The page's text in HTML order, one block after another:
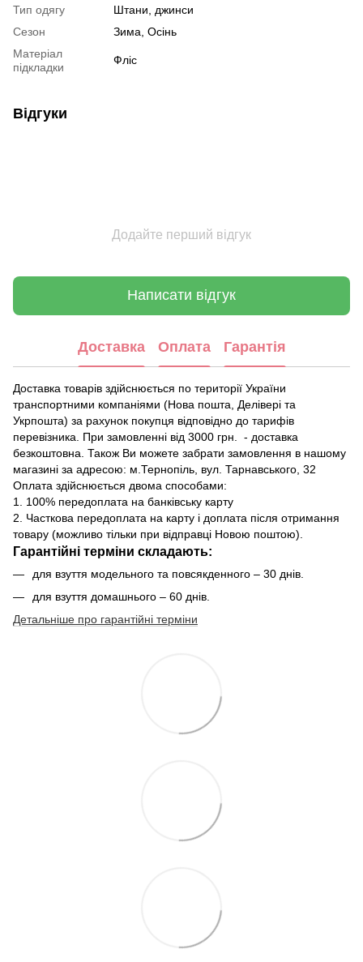
Тип одягу
Штани, джинси
Сезон
Зима, Осінь
Матеріал
підкладки
Фліс
Відгуки
Додайте перший відгук
Написати відгук
Доставка Оплата Гарантія
Доставка товарів здійснюється по території України
транспортними компаніями (Нова пошта, Делівері та
Укрпошта) за рахунок покупця відповідно до тарифів
перевізника. При замовленні від 3000 грн. - доставка
безкоштовна. Також Ви можете забрати замовлення в нашому
магазині за адресою: м.Тернопіль, вул. Тарнавського, 32
Оплата здійснюється двома способами:
1. 100% передоплата на банківську карту
2. Часткова передоплата на карту і доплата після отримання
товару (можливо тільки при відправці Новою поштою).
Гарантійні терміни складають:
для взуття модельного та повсякденного – 30 днів.
для взуття домашнього – 60 днів.
Детальніше про гарантійні терміни